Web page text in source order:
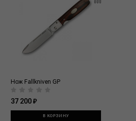
Нож Fallkniven GP
37 200 ₽
В КОРЗИНУ